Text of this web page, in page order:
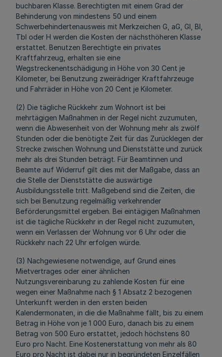
buchbaren Klasse. Berechtigten mit einem Grad der
Behinderung von mindestens 50 und einem
Schwerbehindertenausweis mit Merkzeichen G, aG, Gl, Bl,
Tbl oder H werden die Kosten der nächsthöheren Klasse
erstattet. Benutzen Berechtigte ein privates
Kraftfahrzeug, erhalten sie eine
Wegstreckenentschädigung in Höhe von 30 Cent je
Kilometer, bei Benutzung zweirädriger Kraftfahrzeuge
und Fahrräder in Höhe von 20 Cent je Kilometer.
(2) Die tägliche Rückkehr zum Wohnort ist bei
mehrtägigen Maßnahmen in der Regel nicht zuzumuten,
wenn die Abwesenheit von der Wohnung mehr als zwölf
Stunden oder die benötigte Zeit für das Zurücklegen der
Strecke zwischen Wohnung und Dienststätte und zurück
mehr als drei Stunden beträgt. Für Beamtinnen und
Beamte auf Widerruf gilt dies mit der Maßgabe, dass an
die Stelle der Dienststätte die auswärtige
Ausbildungsstelle tritt. Maßgebend sind die Zeiten, die
sich bei Benutzung regelmäßig verkehrender
Beförderungsmittel ergeben. Bei eintägigen Maßnahmen
ist die tägliche Rückkehr in der Regel nicht zuzumuten,
wenn ein Verlassen der Wohnung vor 6 Uhr oder die
Rückkehr nach 22 Uhr erfolgen würde.
(3) Nachgewiesene notwendige, auf Grund eines
Mietvertrages oder einer ähnlichen
Nutzungsvereinbarung zu zahlende Kosten für eine
wegen einer Maßnahme nach § 1 Absatz 2 bezogenen
Unterkunft werden in den ersten beiden
Kalendermonaten, in die die Maßnahme fällt, bis zu einem
Betrag in Höhe von je 1 000 Euro, danach bis zu einem
Betrag von 500 Euro erstattet, jedoch höchstens 80
Euro pro Nacht. Eine Kostenerstattung von mehr als 80
Euro pro Nacht ist dabei nur in begründeten Einzelfällen